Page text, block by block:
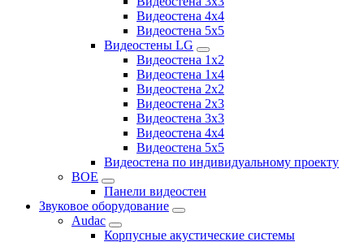
Видеостена 4x4
Видеостена 5x5
Видеостены LG
Видеостена 1x2
Видеостена 1x4
Видеостена 2x2
Видеостена 2x3
Видеостена 3x3
Видеостена 4x4
Видеостена 5x5
Видеостена по индивидуальному проекту
BOE
Панели видеостен
Звуковое оборудование
Audac
Корпусные акустические системы